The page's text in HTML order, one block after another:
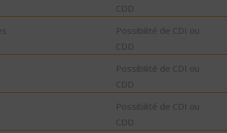
CDD
Possibilité de CDI ou
CDD
Possibilité de CDI ou
CDD
Possibilité de CDI ou
CDD